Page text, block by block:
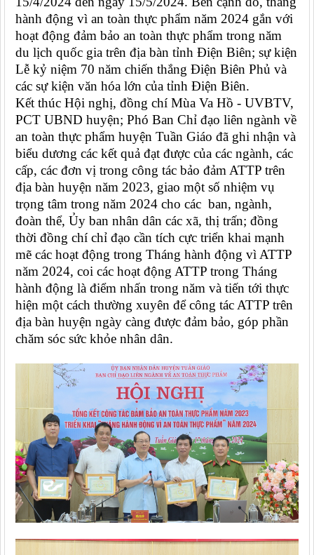
hành động vì an toàn thực phẩm năm 2024 gắn với
hoạt động đảm bảo an toàn thực phẩm trong năm
du lịch quốc gia trên địa bàn tỉnh Điện Biên; sự kiện
Lễ kỷ niệm 70 năm chiến thắng Điện Biên Phủ và
các sự kiện văn hóa lớn của tỉnh Điện Biên.
Kết thúc Hội nghị, đồng chí Mùa Va Hồ - UVBTV,
PCT UBND huyện; Phó Ban Chỉ đạo liên ngành về
an toàn thực phẩm huyện Tuần Giáo đã ghi nhận và
biểu dương các kết quả đạt được của các ngành, các
cấp, các đơn vị trong công tác bảo đảm ATTP trên
địa bàn huyện năm 2023, giao một số nhiệm vụ
trọng tâm trong năm 2024 cho các ban, ngành,
đoàn thể, Ủy ban nhân dân các xã, thị trấn; đồng
thời đồng chí chỉ đạo cần tích cực triển khai mạnh
mẽ các hoạt động trong Tháng hành động vì ATTP
năm 2024, coi các hoạt động ATTP trong Tháng
hành động là điểm nhấn trong năm và tiến tới thực
hiện một cách thường xuyên để công tác ATTP trên
địa bàn huyện ngày càng được đảm bảo, góp phần
chăm sóc sức khỏe nhân dân.